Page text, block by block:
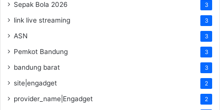
Sepak Bola 2026 3
link live streaming 3
ASN 3
Pemkot Bandung 3
bandung barat 3
site|engadget 2
provider_name|Engadget 2